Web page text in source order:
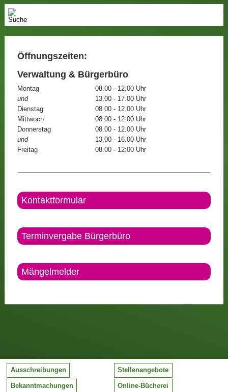
Öffnungszeiten:
Verwaltung & Bürgerbüro
Montag
08.00 - 12.00 Uhr
und
13.00 - 17.00 Uhr
Dienstag
08.00 - 12.00 Uhr
Mittwoch
08.00 - 12.00 Uhr
Donnerstag
08.00 - 12.00 Uhr
und
13.00 - 16.00 Uhr
Freitag
08.00 - 12:00 Uhr
Kontaktformular
Terminvergabe Bürgerbüro
Mängelmelder
Ausschreibungen Stellenangebote
Bekanntmachungen Online-Bücherei